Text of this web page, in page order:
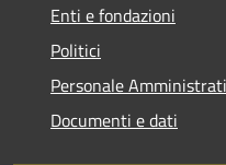
Enti e fondazioni
Politici
Personale
Documenti e dati